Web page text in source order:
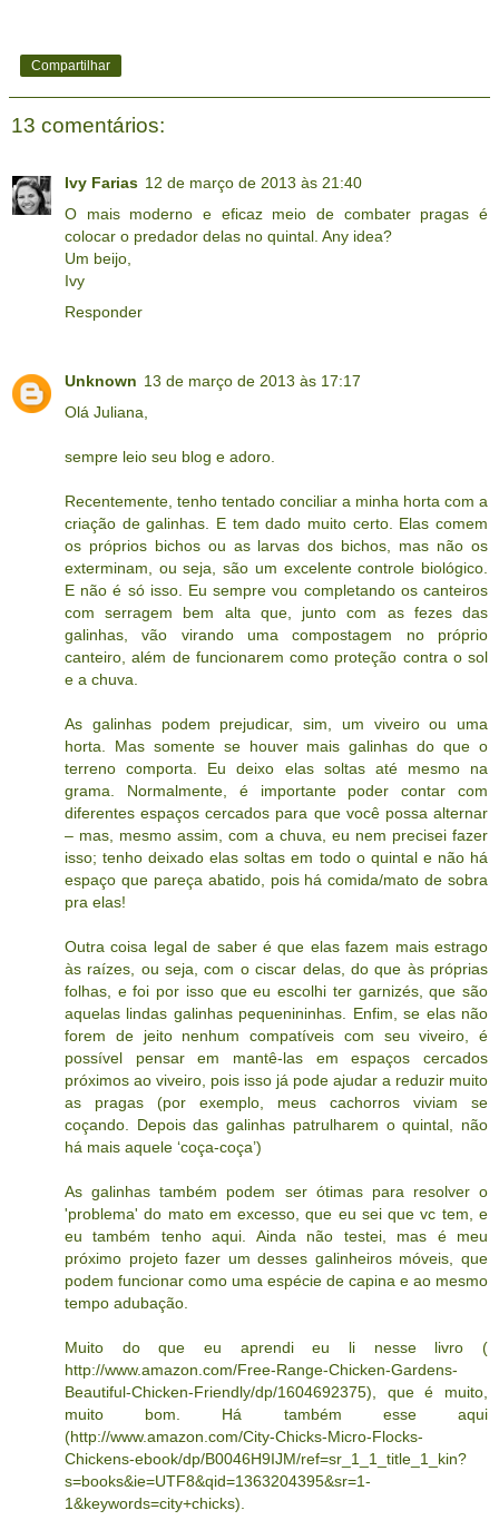
Compartilhar
13 comentários:
Ivy Farias 12 de março de 2013 às 21:40
O mais moderno e eficaz meio de combater pragas é
colocar o predador delas no quintal. Any idea?
Um beijo,
Ivy
Responder
Unknown 13 de março de 2013 às 17:17
Olá Juliana,
sempre leio seu blog e adoro.
Recentemente, tenho tentado conciliar a minha horta com a
criação de galinhas. E tem dado muito certo. Elas comem
os próprios bichos ou as larvas dos bichos, mas não os
exterminam, ou seja, são um excelente controle biológico.
E não é só isso. Eu sempre vou completando os canteiros
com serragem bem alta que, junto com as fezes das
galinhas, vão virando uma compostagem no próprio
canteiro, além de funcionarem como proteção contra o sol
e a chuva.
As galinhas podem prejudicar, sim, um viveiro ou uma
horta. Mas somente se houver mais galinhas do que o
terreno comporta. Eu deixo elas soltas até mesmo na
grama. Normalmente, é importante poder contar com
diferentes espaços cercados para que você possa alternar
– mas, mesmo assim, com a chuva, eu nem precisei fazer
isso; tenho deixado elas soltas em todo o quintal e não há
espaço que pareça abatido, pois há comida/mato de sobra
pra elas!
Outra coisa legal de saber é que elas fazem mais estrago
às raízes, ou seja, com o ciscar delas, do que às próprias
folhas, e foi por isso que eu escolhi ter garnizés, que são
aquelas lindas galinhas pequenininhas. Enfim, se elas não
forem de jeito nenhum compatíveis com seu viveiro, é
possível pensar em mantê-las em espaços cercados
próximos ao viveiro, pois isso já pode ajudar a reduzir muito
as pragas (por exemplo, meus cachorros viviam se
coçando. Depois das galinhas patrulharem o quintal, não
há mais aquele ‘coça-coça’)
As galinhas também podem ser ótimas para resolver o
'problema' do mato em excesso, que eu sei que vc tem, e
eu também tenho aqui. Ainda não testei, mas é meu
próximo projeto fazer um desses galinheiros móveis, que
podem funcionar como uma espécie de capina e ao mesmo
tempo adubação.
Muito do que eu aprendi eu li nesse livro (
http://www.amazon.com/Free-Range-Chicken-Gardens-
Beautiful-Chicken-Friendly/dp/1604692375), que é muito,
muito bom. Há também esse aqui
(http://www.amazon.com/City-Chicks-Micro-Flocks-
Chickens-ebook/dp/B0046H9IJM/ref=sr_1_1_title_1_kin?
s=books&ie=UTF8&qid=1363204395&sr=1-
1&keywords=city+chicks).